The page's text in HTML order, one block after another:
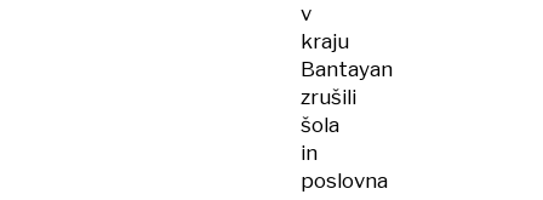
v
kraju
Bantayan
zrušili
šola
in
poslovna